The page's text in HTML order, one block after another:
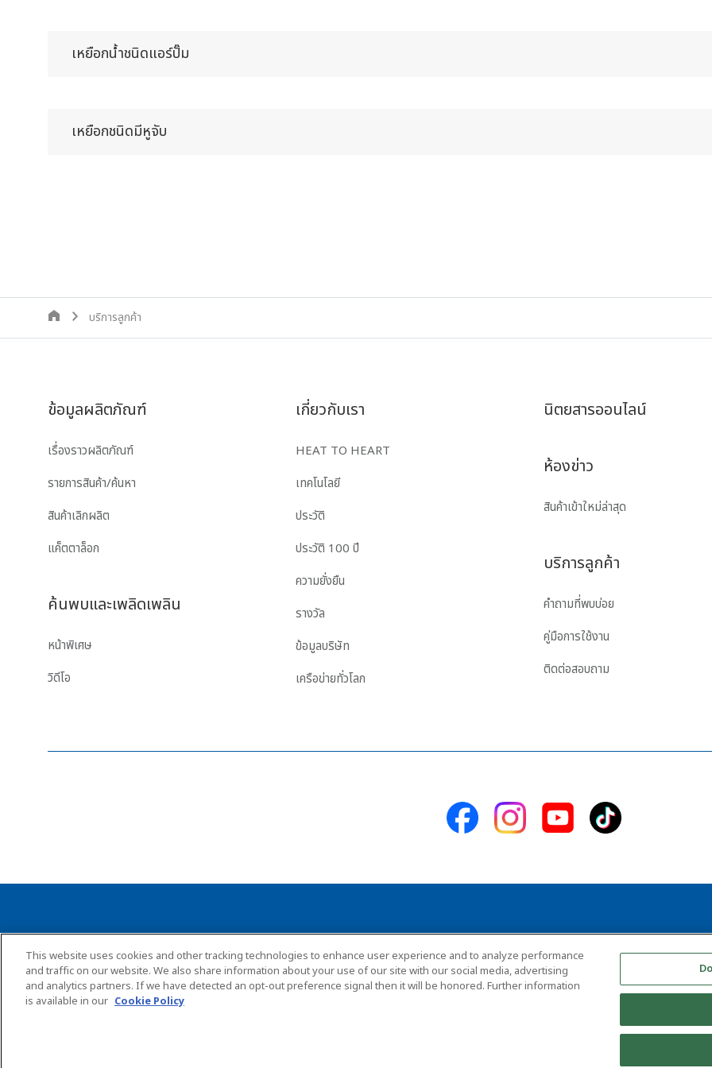
เหยือกน้ำชนิดแอร์ปั๊ม
เหยือกชนิดมีหูจับ
บริการลูกค้า
ข้อมูลผลิตภัณฑ์
เรื่องราวผลิตภัณฑ์
รายการสินค้า/ค้นหา
สินค้าเลิกผลิต
แค็ตตาล็อก
ค้นพบและเพลิดเพลิน
หน้าพิเศษ
วิดีโอ
เกี่ยวกับเรา
HEAT TO HEART
เทคโนโลยี
ประวัติ
ประวัติ 100 ปี
ความยั่งยืน
รางวัล
ข้อมูลบริษัท
เครือข่ายทั่วโลก
นิตยสารออนไลน์
ห้องข่าว
สินค้าเข้าใหม่ล่าสุด
บริการลูกค้า
คำถามที่พบบ่อย
คู่มือการใช้งาน
ติดต่อสอบถาม
นโยบายความเป็นส่วนตัว นโยบายคุกกี้ การเข้าถึง ข้อกำหนดในการใช้บริการ นโยบายการรักษาความปลอดภัยของข้อมูล
This website uses cookies and other tracking technologies to enhance user experience and to analyze performance
and traffic on our website. We also share information about your use of our site with our social media, advertising
and analytics partners. If we have detected an opt-out preference signal then it will be honored. Further information
is available in our Cookie Policy